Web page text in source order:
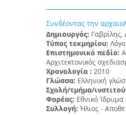
Συνδέοντας την
Δημιουργός:
Τύπος τεκμηρίου:
Επιστημονικό πεδίο:
Αρχιτεκτονικός
Χρονολογία : 2010
Γλώσσα: Ελληνική
Σχολή/τμήμα/
Φορέας: Εθνικό
Συλλογή:Ήλιος -